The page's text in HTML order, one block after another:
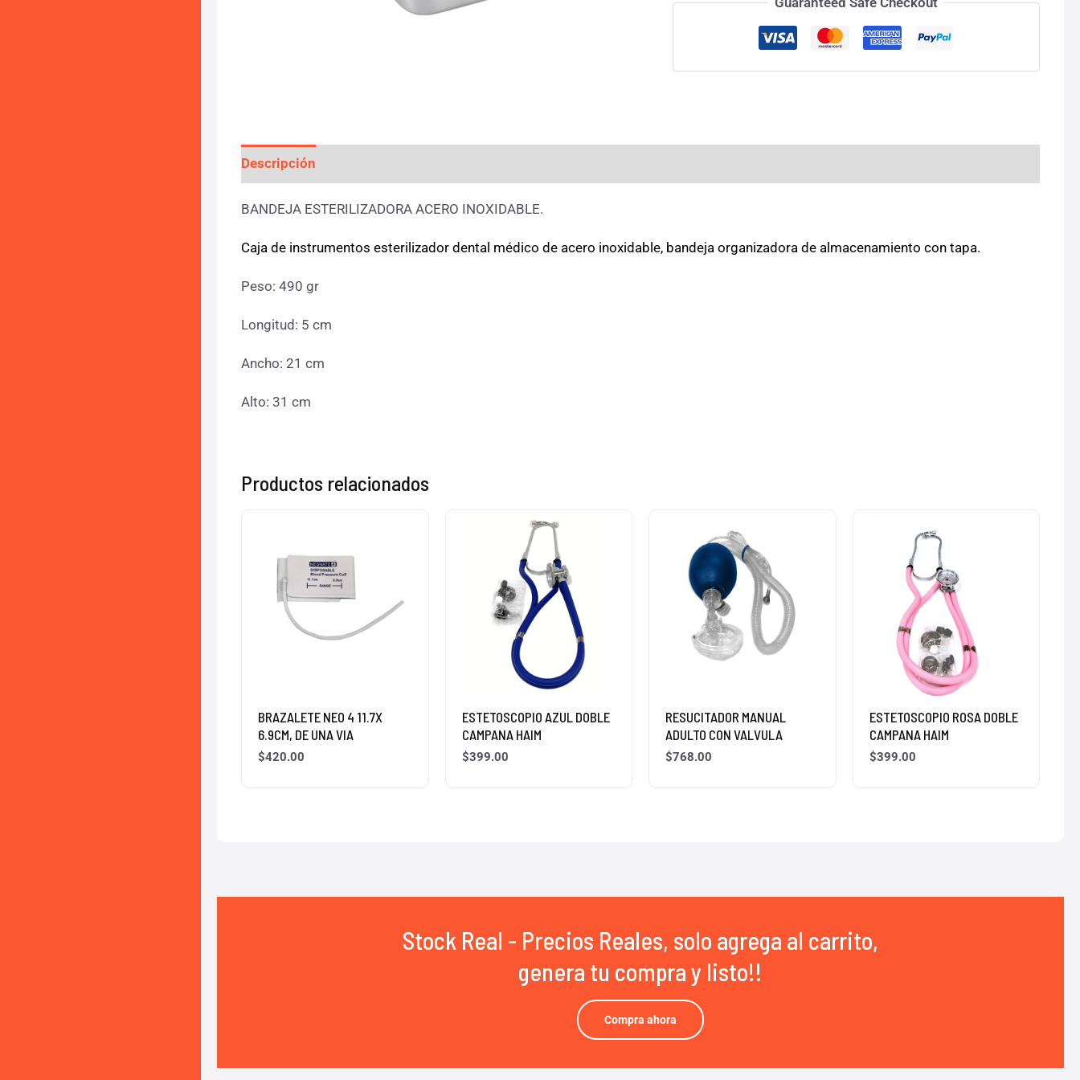
Descripción
BANDEJA ESTERILIZADORA ACERO INOXIDABLE.
Caja de instrumentos esterilizador dental médico de acero inoxidable, bandeja organizadora de almacenamiento con tapa.
Peso: 490 gr
Longitud: 5 cm
Ancho: 21 cm
Alto: 31 cm
Productos relacionados
BRAZALETE NEO 4 11.7X
6.9CM, DE UNA VIA
$420.00
ESTETOSCOPIO AZUL DOBLE
CAMPANA HAIM
$399.00
RESUCITADOR MANUAL
ADULTO CON VALVULA
$768.00
ESTETOSCOPIO ROSA DOBLE
CAMPANA HAIM
$399.00
Stock Real - Precios Reales, solo agrega al carrito,
genera tu compra y listo!!
Compra ahora